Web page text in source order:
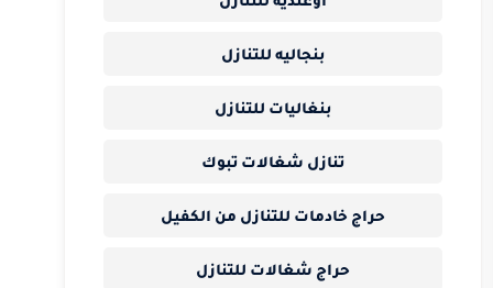
بنجاليه للتنازل
بنغاليات للتنازل
تنازل شغالات تبوك
حراج خادمات للتنازل من الكفيل
حراج شغالات للتنازل